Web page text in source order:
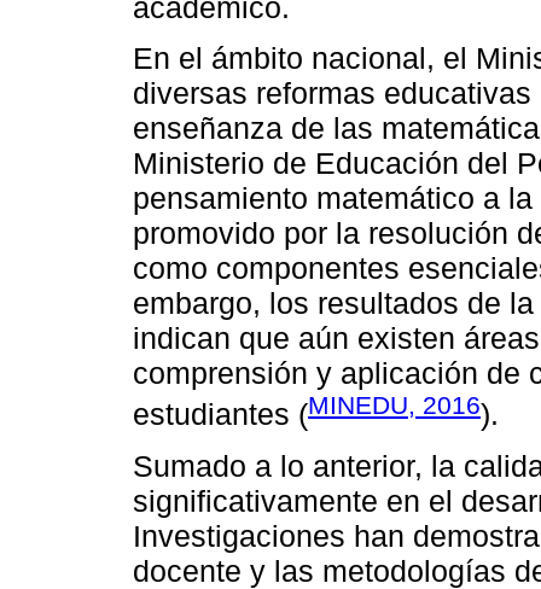
académico.
En el ámbito nacional, el
diversas reformas
enseñanza de las
Ministerio de Educación del
pensamiento matemático a
promovido por la resolución
como componentes
embargo, los resultados de
indican que aún existen
comprensión y aplicación de
estudiantes (MINEDU, 2016).
Sumado a lo anterior, la
significativamente en el
Investigaciones han
docente y las metodologías